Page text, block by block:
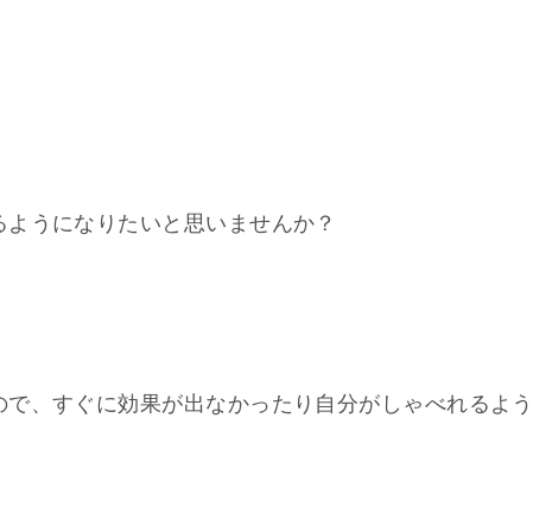
うになりたいと思いませんか？
、すぐに効果が出なかったり自分がしゃべれるよう